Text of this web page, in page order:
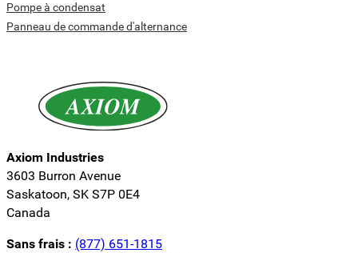
Axiom Industries
3603 Burron Avenue
Saskatoon, SK S7P 0E4
Canada
Sans frais : (877) 651-1815
Pompe à condensat
Panneau de commande d'alternance